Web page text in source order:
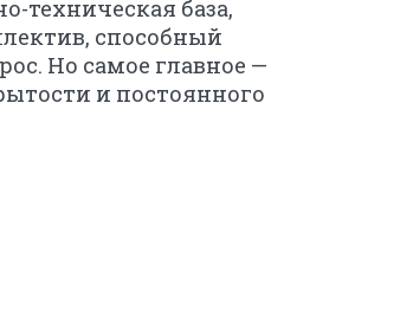
техническая база,
способный
Но самое главное —
и постоянного